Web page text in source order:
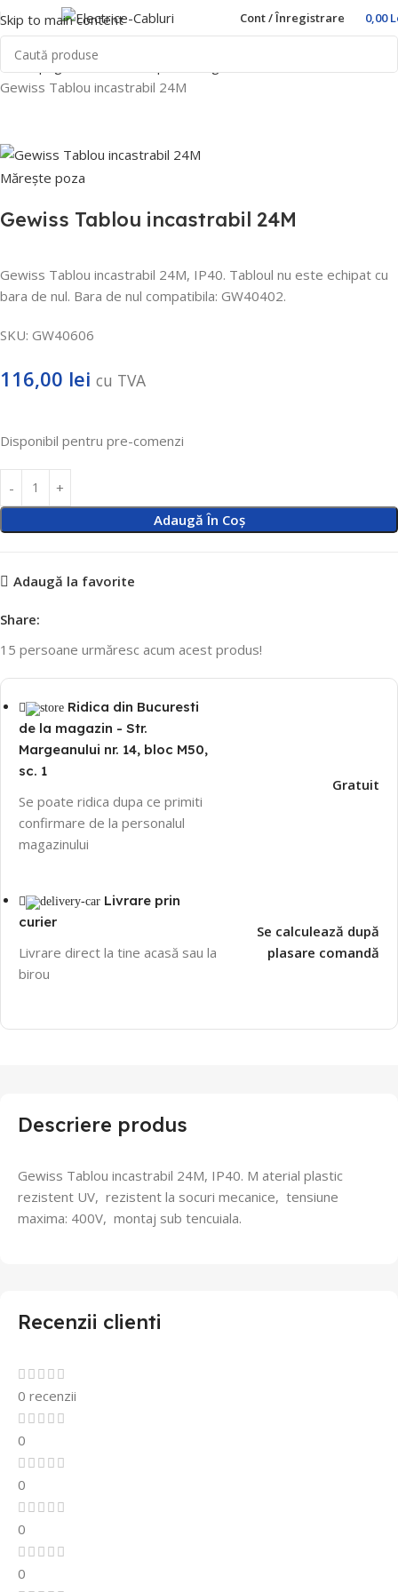
Skip to main content Cont / Înregistrare 0,00
Prima pagină
Gewiss Tablou incastrabil 24M
Mărește poza
Gewiss Tablou incastrabil 24M
Gewiss Tablou incastrabil 24M, IP40. Tabloul nu este echipat cu
bara de nul. Bara de nul compatibila: GW40402.
SKU: GW40606
116,00 lei cu TVA
Disponibil pentru pre-comenzi
Adaugă În Coș
Adaugă la favorite
Share:
15 persoane urmăresc acum acest produs!
Ridica din Bucuresti
de la magazin - Str.
Margeanului nr. 14, bloc M50,
sc. 1
Se poate ridica dupa ce primiti
confirmare de la personalul
magazinului
Gratuit
Livrare prin
curier
Livrare direct la tine acasă sau la
birou
Se calculează după
plasare comandă
Descriere produs
Gewiss Tablou incastrabil 24M, IP40. M aterial plastic
rezistent UV, rezistent la socuri mecanice, tensiune
maxima: 400V, montaj sub tencuiala.
Recenzii clienti
0 recenzii
0
0
0
0